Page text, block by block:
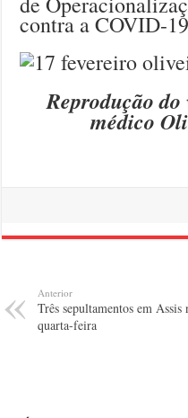
contra a COVID-
Reprodução
médico
Anterior
Três sepultamentos em Assis
quarta-feira